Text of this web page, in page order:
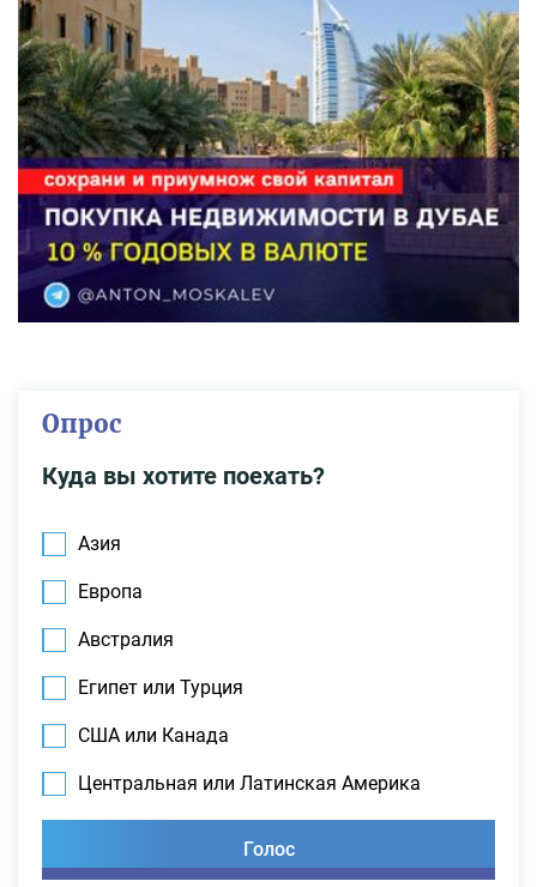
Опрос
Куда вы хотите поехать?
Азия
Европа
Австралия
Египет или Турция
США или Канада
Центральная или Латинская Америка